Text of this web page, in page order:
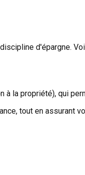
d'épargne.
propriété), qui
tout en assurant